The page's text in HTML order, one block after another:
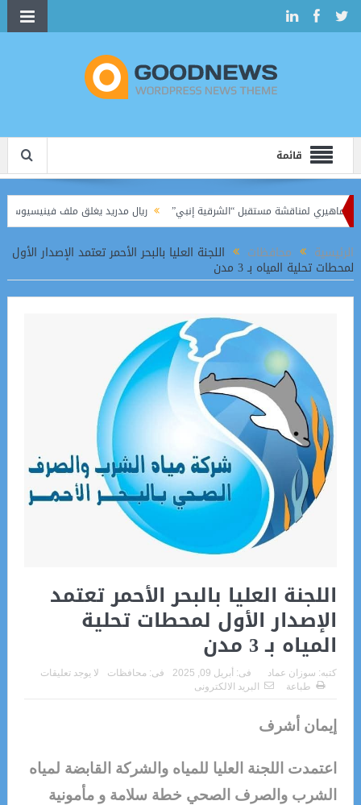
قائمة
لمناقشة مستقبل “الشرقية إنبي”
ريال مدريد يغلق ملف فينيسيوس.. عقد
الرئيسية محافظات اللجنة العليا بالبحر الأحمر تعتمد الإصدار الأول
لمحطات تحلية المياه بـ 3 مدن
اللجنة العليا بالبحر الأحمر تعتمد
الإصدار الأول لمحطات تحلية
المياه بـ 3 مدن
كتبه: سوزان عماد فى: أبريل 09, 2025 فى: محافظات
لا يوجد تعليقات
طباعة
البريد الالكترونى
إيمان أشرف
اعتمدت اللجنة العليا للمياه والشركة القابضة لمياه
الشرب والصرف الصحي خطة سلامة و مأمونية